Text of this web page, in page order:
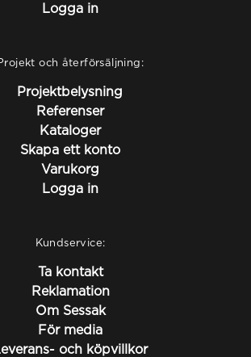
Logga in
och återförsäljning:
Projektbelysning
Referenser
Kataloger
Skapa ett konto
Varukorg
Logga in
Kundservice:
Ta kontakt
Reklamation
Om Sessak
För media
och köpvillkor